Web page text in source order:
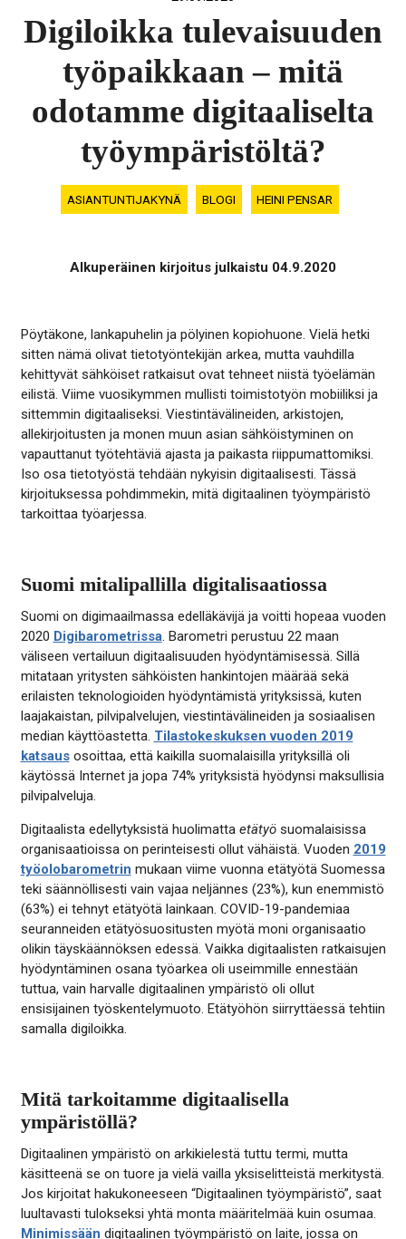
Digiloikka tulevaisuuden
työpaikkaan – mitä
odotamme digitaaliselta
työympäristöltä?
ASIANTUNTIJAKYNÄ BLOGI HEINI PENSAR
Alkuperäinen kirjoitus julkaistu 04.9.2020
Pöytäkone, lankapuhelin ja pölyinen kopiohuone. Vielä hetki
sitten nämä olivat tietotyöntekijän arkea, mutta vauhdilla
kehittyvät sähköiset ratkaisut ovat tehneet niistä työelämän
eilistä. Viime vuosikymmen mullisti toimistotyön mobiiliksi ja
sittemmin digitaaliseksi. Viestintävälineiden, arkistojen,
allekirjoitusten ja monen muun asian sähköistyminen on
vapauttanut työtehtäviä ajasta ja paikasta riippumattomiksi.
Iso osa tietotyöstä tehdään nykyisin digitaalisesti. Tässä
kirjoituksessa pohdimmekin, mitä digitaalinen työympäristö
tarkoittaa työarjessa.
Suomi mitalipallilla digitalisaatiossa
Suomi on digimaailmassa edelläkävijä ja voitti hopeaa vuoden
2020 Digibarometrissa. Barometri perustuu 22 maan
väliseen vertailuun digitaalisuuden hyödyntämisessä. Sillä
mitataan yritysten sähköisten hankintojen määrää sekä
erilaisten teknologioiden hyödyntämistä yrityksissä, kuten
laajakaistan, pilvipalvelujen, viestintävälineiden ja sosiaalisen
median käyttöastetta. Tilastokeskuksen vuoden 2019
katsausosoittaa, että kaikilla suomalaisilla yrityksillä oli
käytössä Internet ja jopa 74% yrityksistä hyödynsi maksullisia
pilvipalveluja.
Digitaalista edellytyksistä huolimatta etätyösuomalaisissa
organisaatioissa on perinteisesti ollut vähäistä. Vuoden 2019
työolobarometrin mukaan viime vuonna etätyötä Suomessa
teki säännöllisesti vain vajaa neljännes (23%), kun enemmistö
(63%) ei tehnyt etätyötä lainkaan. COVID-19-pandemiaa
seuranneiden etätyösuositusten myötä moni organisaatio
olikin täyskäännöksen edessä. Vaikka digitaalisten ratkaisujen
hyödyntäminen osana työarkea oli useimmille ennestään
tuttua, vain harvalle digitaalinen ympäristö oli ollut
ensisijainen työskentelymuoto. Etätyöhön siirryttäessä tehtiin
samalla digiloikka.
Mitä tarkoitamme digitaalisella
ympäristöllä?
Digitaalinen ympäristö on arkikielestä tuttu termi, mutta
käsitteenä se on tuore ja vielä vailla yksiselitteistä merkitystä.
Jos kirjoitat hakukoneeseen “Digitaalinen työympäristö”, saat
luultavasti tulokseksi yhtä monta määritelmää kuin osumaa.
Minimissään digitaalinen työympäristö on laite, jossa on